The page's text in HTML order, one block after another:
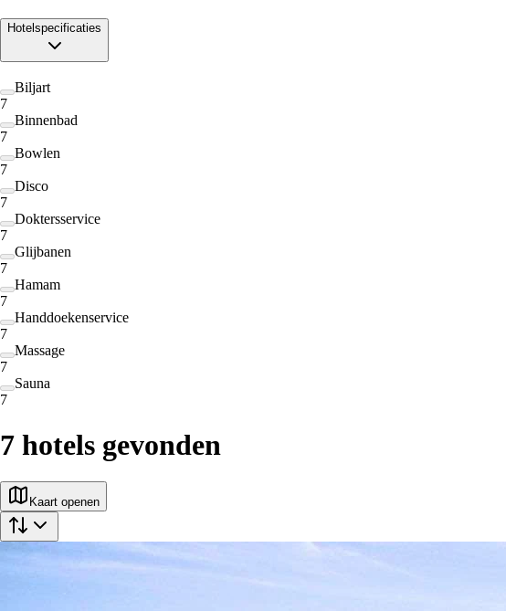
Hotelspecificaties
Biljart
7
Binnenbad
7
Bowlen
7
Disco
7
Doktersservice
7
Glijbanen
7
Hamam
7
Handdoekenservice
7
Massage
7
Sauna
7
7 hotels gevonden
Kaart openen